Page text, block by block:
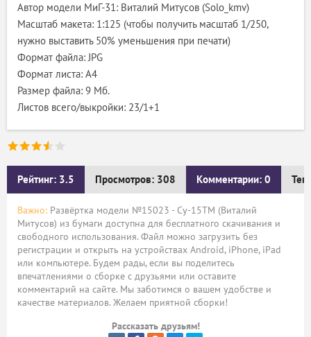
Автор модели МиГ-31: Виталий Митусов (Solo_kmv)
Масштаб макета: 1:125 (чтобы получить масштаб 1/250,
нужно выставить 50% уменьшения при печати)
Формат файла: JPG
Формат листа: А4
Размер файла: 9 Мб.
Листов всего/выкройки: 23/1+1
Рейтинг: 3.5 Просмотров: 308 Комментарии: 0
Важно: Развёртка модели №15023 - Су-15ТМ (Виталий
Митусов) из бумаги доступна для бесплатного скачивания и
свободного использования. Файл можно загрузить без
регистрации и открыть на устройствах Android, iPhone, iPad
или компьютере. Будем рады, если вы поделитесь
впечатлениями о сборке с друзьями или оставите
комментарий на сайте. Мы заботимся о вашем удобстве и
качестве материалов. Желаем приятной сборки!
Рассказать друзьям!